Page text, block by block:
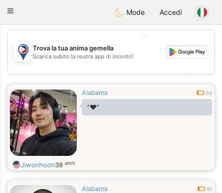
PhilippinesChat
Toggle
Mode Accedi
💖
💕
Trova la tua anima gemella
Scarica subito la nostra app di incontri!
Alabama 0.2
“❤️”
Jiwonhoon38 anni
Alabama 0.1